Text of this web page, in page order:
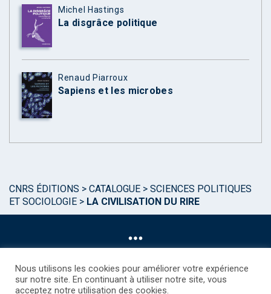
Michel Hastings
La disgrâce politique
Renaud Piarroux
Sapiens et les microbes
CNRS ÉDITIONS > CATALOGUE > SCIENCES POLITIQUES
ET SOCIOLOGIE > LA CIVILISATION DU RIRE
©CNRS EDITIONS 2025
Nous utilisons les cookies pour améliorer votre expérience
sur notre site. En continuant à utiliser notre site, vous
acceptez notre utilisation des cookies.